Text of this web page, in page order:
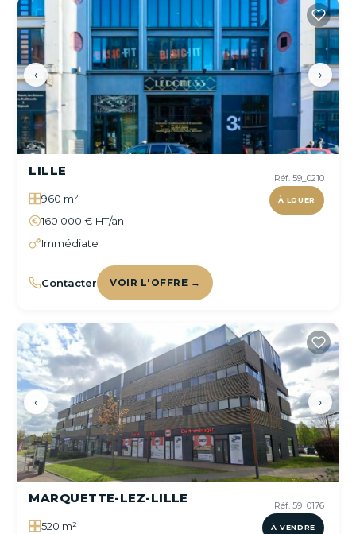
‹ ›
Réf. 59_0210
À LOUER
LILLE
960 m²
160 000 € HT/an
Immédiate
Contacter VOIR L'OFFRE →
‹ ›
Réf. 59_0176
À VENDRE
MARQUETTE-LEZ-LILLE
520 m²